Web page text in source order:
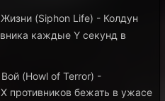
(Siphon Life) - Колдун
каждые Y секунд в
(Howl of Terror) -
противников бежать в ужасе